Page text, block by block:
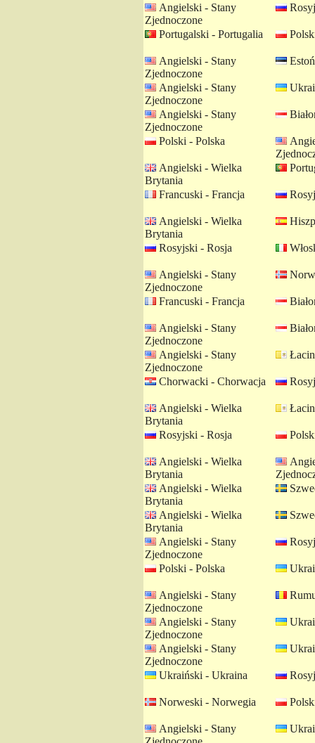
Angielski - Stany
Zjednoczone
Portugalski - Portugalia
Angielski - Stany
Zjednoczone
Angielski - Stany
Zjednoczone
Angielski - Stany
Zjednoczone
Polski - Polska
Angielski - Wielka
Brytania
Francuski - Francja
Angielski - Wielka
Brytania
Rosyjski - Rosja
Angielski - Stany
Zjednoczone
Francuski - Francja
Angielski - Stany
Zjednoczone
Angielski - Stany
Zjednoczone
Chorwacki - Chorwacja
Angielski - Wielka
Brytania
Rosyjski - Rosja
Angielski - Wielka
Brytania
Angielski - Wielka
Brytania
Angielski - Wielka
Brytania
Angielski - Stany
Zjednoczone
Polski - Polska
Angielski - Stany
Zjednoczone
Angielski - Stany
Zjednoczone
Angielski - Stany
Zjednoczone
Ukraiński - Ukraina
Norweski - Norwegia
Angielski - Stany